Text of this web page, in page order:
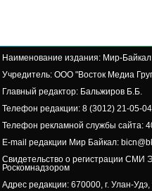
Наименование издания: Мир-Байкал
Учредитель: ООО "Восток Медиа
Главный редактор: Бальжиров Б.Б.
Телефон редакции: 8 (3012) 21-05-04
Телефон рекламной службы сайта:
E-mail редакции Мир Байкал:
Свидетельство о регистрации
Роскомнадзором
Адрес редакции: 670000, г. Улан-